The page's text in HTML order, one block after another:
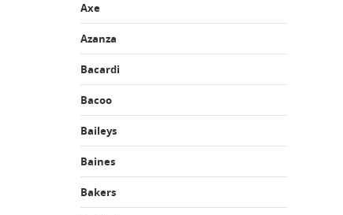
Axe
Azanza
Bacardi
Bacoo
Baileys
Baines
Bakers